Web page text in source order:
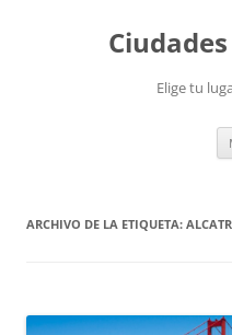
Elige tu
ARCHIVO DE LA ETIQUETA: